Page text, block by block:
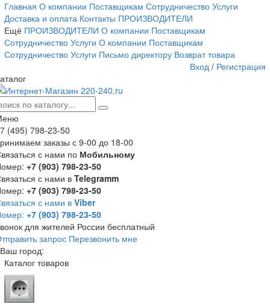
Главная О компании Поставщикам Сотрудничество Услуги
Доставка и оплата Контакты ПРОИЗВОДИТЕЛИ
Ещё ПРОИЗВОДИТЕЛИ О компании Поставщикам
Сотрудничество Услуги О компании Поставщикам
Сотрудничество Услуги Письмо директору Возврат товара
Вход / Регистрация
(495) 798-23-50
заказы с 9-00 до 18-00
с нами по Мобильному
+7 (903) 798-23-50
с нами в Telegramm
+7 (903) 798-23-50
с нами в Viber
+7 (903) 798-23-50
для жителей России бесплатный
запрос Перезвонить мне
Ваш город:
Каталог товаров